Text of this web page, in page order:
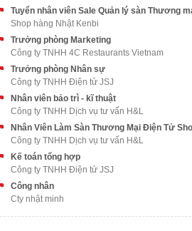
Tuyển nhân viên Sale Quản lý sàn Thương
Shop hàng Nhật Kenbi
Trưởng phòng Marketing
Công ty TNHH 4C Restaurants Vietnam
Trưởng phòng Nhân sự
Công ty TNHH Điện tử JSJ
Nhân viên bảo trì - kĩ thuật
Công ty TNHH Dịch vụ tư vấn H&L
Nhân Viên Làm Sàn Thương Mại Điện Tử
Công ty TNHH Dịch vụ tư vấn H&L
Kế toán tổng hợp
Công ty TNHH Điện tử JSJ
Công nhân
Cty nhật minh